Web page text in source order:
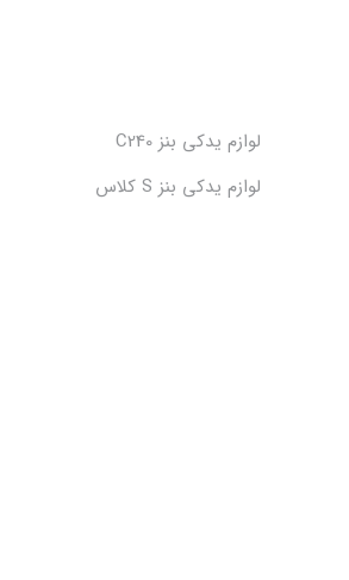
لوازم یدکی بنز C240
لوازم یدکی بنز S کلاس